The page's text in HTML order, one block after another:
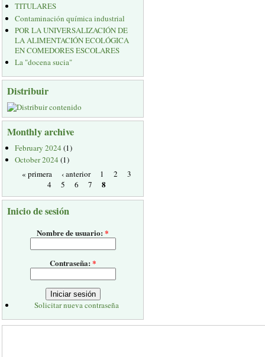
TITULARES
Contaminación química industrial
POR LA UNIVERSALIZACIÓN DE
LA ALIMENTACIÓN ECOLÓGICA
EN COMEDORES ESCOLARES
La "docena sucia"
Distribuir
Monthly archive
February 2024(1)
October 2024(1)
« primera
‹ anterior 1 2
3
4
5 6 7 8
Inicio de sesión
Nombre de usuario:*
Contraseña:*
Solicitar nueva contraseña